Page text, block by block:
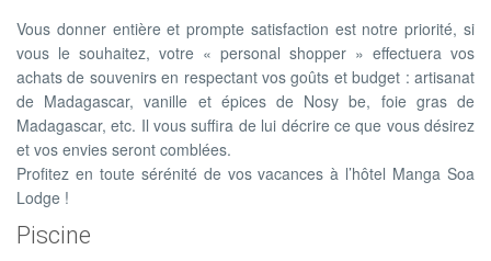
Vous donner entière et prompte satisfaction est notre priorité, si
vous le souhaitez, votre « personal shopper » effectuera vos
achats de souvenirs en respectant vos goûts et budget : artisanat
de Madagascar, vanille et épices de Nosy be, foie gras de
Madagascar, etc. Il vous suffira de lui décrire ce que vous désirez
et vos envies seront comblées.
Profitez en toute sérénité de vos vacances à l’hôtel Manga Soa
Lodge !
Piscine